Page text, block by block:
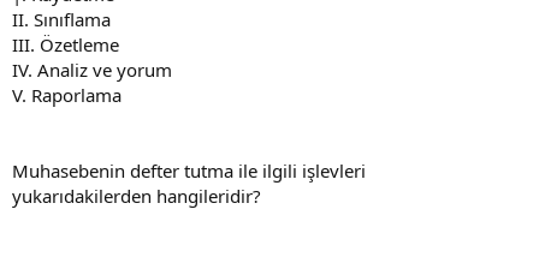
II. Sınıflama
III. Özetleme
IV. Analiz ve yorum
V. Raporlama
Muhasebenin defter tutma ile ilgili işlevleri
yukarıdakilerden hangileridir?